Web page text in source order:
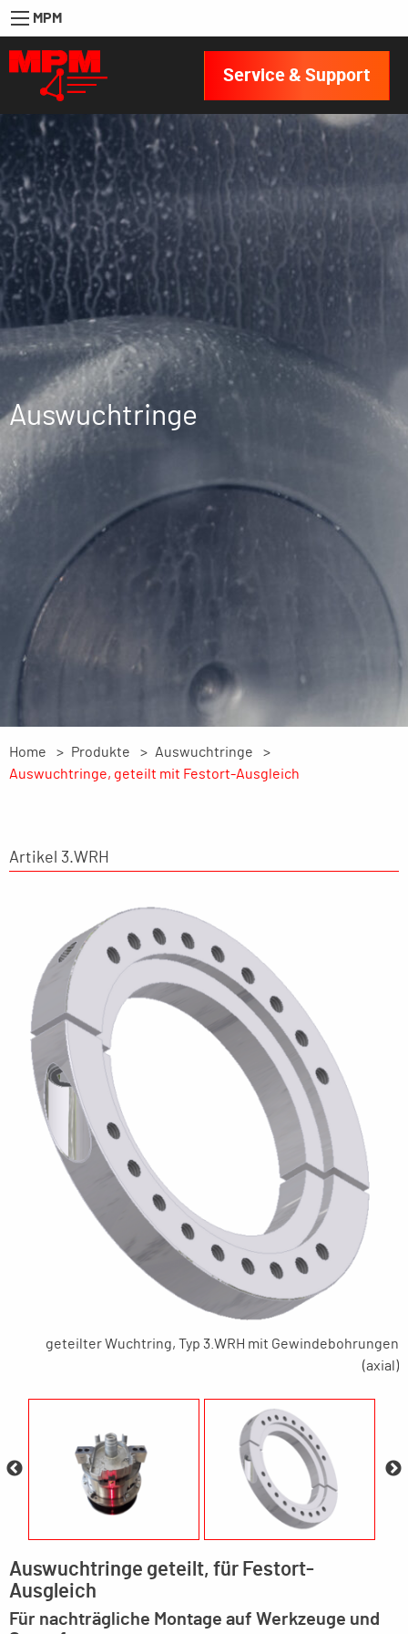
MPM
Service & Support
Auswuchtringe
Home Produkte
Auswuchtringe
Auswuchtringe, geteilt mit Festort-Ausgleich
Artikel 3.WRH
geteilter Wuchtring, Typ 3.WRH mit Gewindebohrungen
(axial)
Auswuchtringe geteilt, für Festort-
Ausgleich
Für nachträgliche Montage auf Werkzeuge und